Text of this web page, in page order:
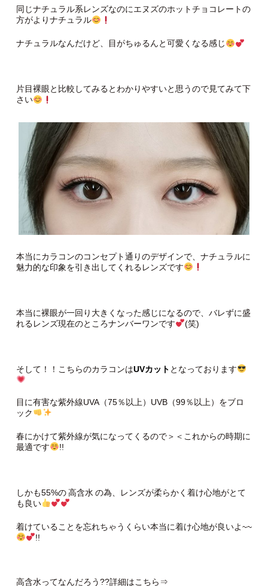
同じナチュラル系レンズなのにエヌズのホットチョコレートの
方がよりナチュラル
ナチュラルなんだけど、目がちゅるんと可愛くなる感じ
片目裸眼と比較してみるとわかりやすいと思うので見てみて下
さい
本当にカラコンのコンセプト通りのデザインで、ナチュラルに
魅力的な印象を引き出してくれるレンズです
本当に裸眼が一回り大きくなった感じになるので、バレずに盛
れるレンズ現在のところナンバーワンです
(笑)
そして！！こちらのカラコンはUVカット となっております
目に有害な紫外線UVA（75％以上）UVB（99％以上）をブロ
ック
春にかけて紫外線が気になってくるので＞＜これからの時期に
最適です
!!
しかも55%の高含水 の為、レンズが柔らかく着け心地がとて
も良い
着けていることを忘れちゃうくらい本当に着け心地が良いよ~~
!!
高含水ってなんだろう??詳細はこちら⇒